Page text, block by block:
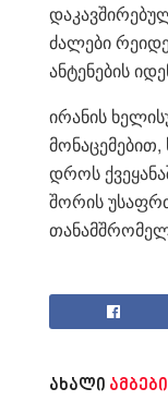
ძალები
ანტენების
ირანის
დროს
შორის
ახალი ამბები